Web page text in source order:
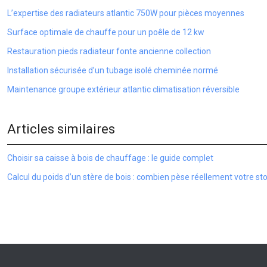
L’expertise des radiateurs atlantic 750W pour pièces moyennes
Surface optimale de chauffe pour un poêle de 12 kw
Restauration pieds radiateur fonte ancienne collection
Installation sécurisée d’un tubage isolé cheminée normé
Maintenance groupe extérieur atlantic climatisation réversible
Articles similaires
Choisir sa caisse à bois de chauffage : le guide complet
Calcul du poids d’un stère de bois : combien pèse réellement votre